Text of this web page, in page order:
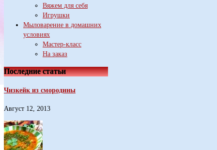
Вяжем для себя
Игрушки
Мыловарение в домашних
условиях
Мастер-класс
На заказ
Последние статьи
Чизкейк из смородины
Август 12, 2013